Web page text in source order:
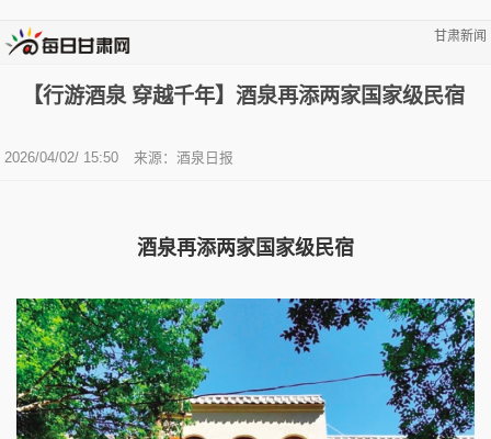
甘肃新闻
【行游酒泉 穿越千年】酒泉再添两家国家级民宿
2026/04/02/ 15:50 来源：酒泉日报
酒泉再添两家国家级民宿